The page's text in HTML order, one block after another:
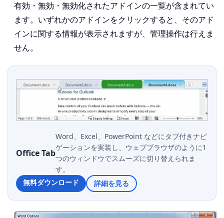
有効・無効・無効化されたアドインの一覧が含まれてい
ます。いずれかのアドインをクリックすると、そのアド
インに関する情報が表示されますが、管理操作は行えま
せん。
Office Tab
Word、Excel、PowerPoint などにタブ付きナビ
ゲーションを実装し、ウェブブラウザのように1
つのウィンドウでスムーズに切り替えられま
す。
無料ダウンロード
詳細を見る